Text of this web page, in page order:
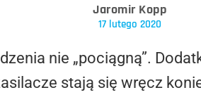
Jaromir Kopp
17 lutego 2020
nie „pociągną”.
stają się wręcz